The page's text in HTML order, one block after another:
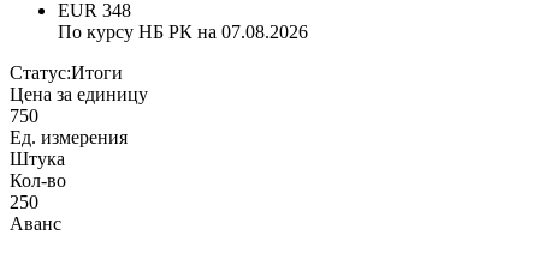
EUR 348
По курсу НБ РК на 07.08.2026
Статус:Итоги
Цена за единицу
750
Ед. измерения
Штука
Кол-во
250
Аванс